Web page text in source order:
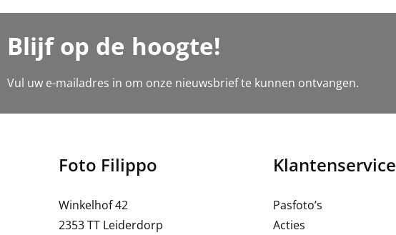
Blijf op de hoogte!
Vul uw e-mailadres in om onze nieuwsbrief te kunnen ontvangen.
Foto Filippo
Winkelhof 42
2353 TT Leiderdorp
Klantenservice
Pasfoto’s
Acties